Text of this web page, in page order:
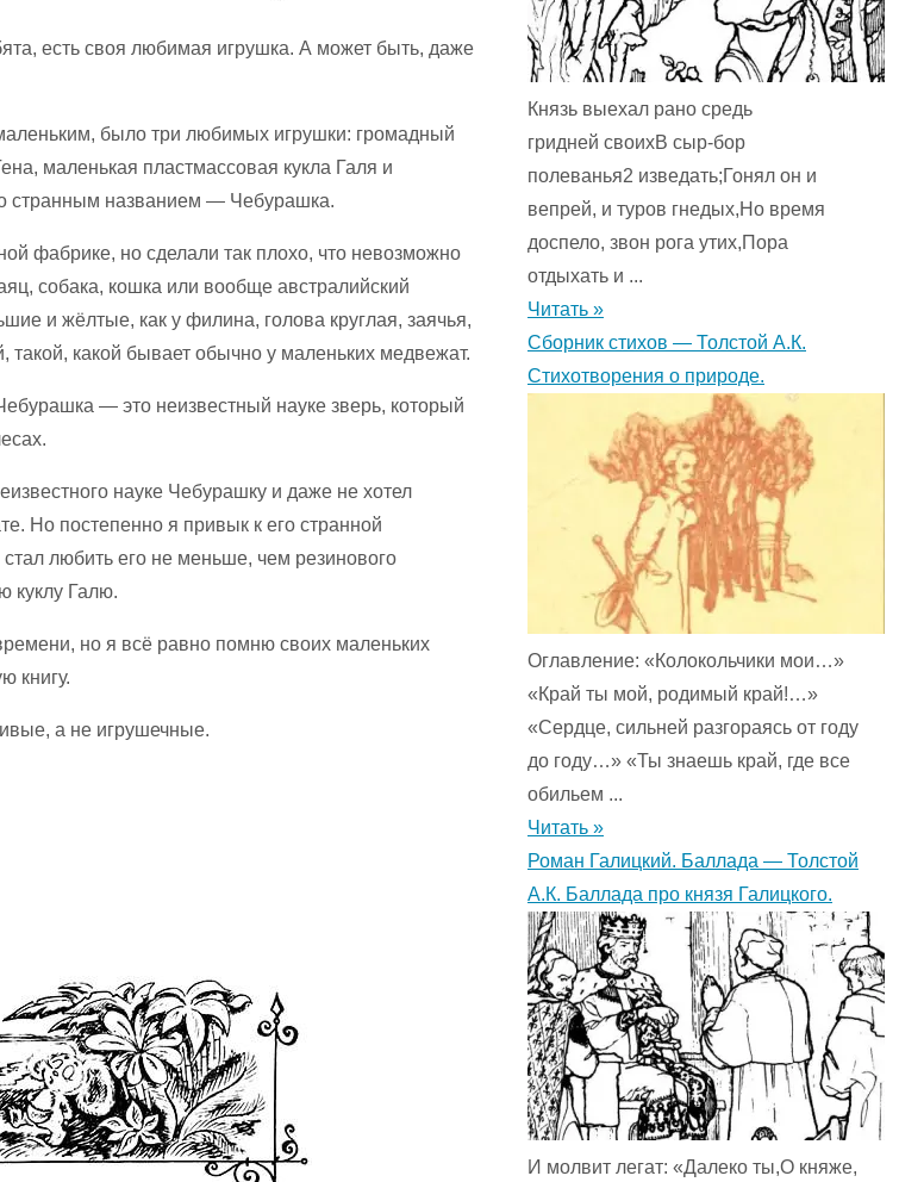
есть своя любимая игрушка. А может быть, даже
было три любимых игрушки: громадный
маленькая пластмассовая кукла Галя и
странным названием — Чебурашка.
фабрике, но сделали так плохо, что невозможно
собака, кошка или вообще австралийский
и жёлтые, как у филина, голова круглая, заячья,
такой, какой бывает обычно у маленьких медвежат.
— это неизвестный науке зверь, который
науке Чебурашку и даже не хотел
Но постепенно я привык к его странной
любить его не меньше, чем резинового
куклу Галю.
но я всё равно помню своих маленьких
книгу.
а не игрушечные.
Князь выехал рано средь
гридней своихВ сыр-бор
полеванья2 изведать;Гонял он и
вепрей, и туров гнедых,Но время
доспело, звон рога утих,Пора
отдыхать и ...
Читать »
Сборник стихов — Толстой А.К.
Стихотворения о природе.
Оглавление: «Колокольчики мои…»
«Край ты мой, родимый край!…»
«Сердце, сильней разгораясь от году
до году…» «Ты знаешь край, где все
обильем ...
Читать »
Роман Галицкий. Баллада — Толстой
А.К. Баллада про князя Галицкого.
И молвит легат: «Далеко ты,О княже,